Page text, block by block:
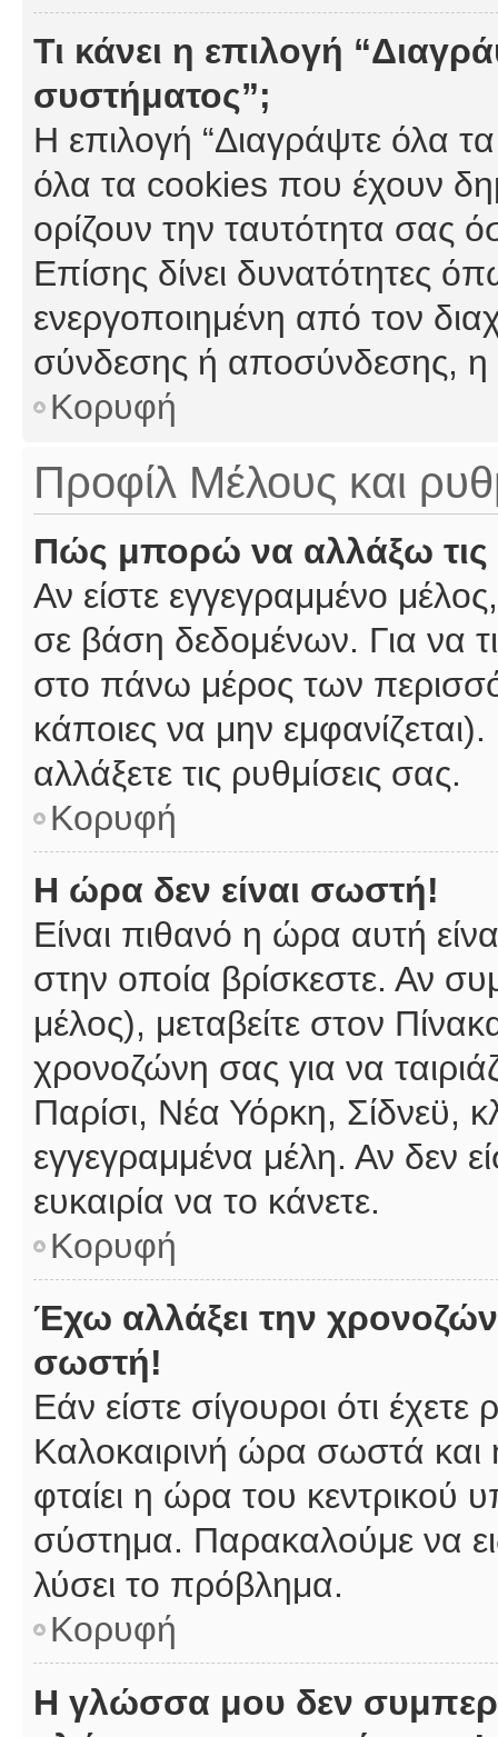
Τι κάνει η επιλογή
συστήματος”;
Η επιλογή “Διαγράψτε όλα
όλα τα cookies που έχουν
ορίζουν την ταυτότητα σας
Επίσης δίνει δυνατότητες
ενεργοποιημένη από τον
σύνδεσης ή αποσύνδεσης, η
Κορυφή
Προφίλ Μέλους και
Πώς μπορώ να αλλάξω τις
Αν είστε εγγεγραμμένο
σε βάση δεδομένων. Για να
στο πάνω μέρος των
κάποιες να μην
αλλάξετε τις ρυθμίσεις σας.
Κορυφή
Η ώρα δεν είναι σωστή!
Είναι πιθανό η ώρα αυτή
στην οποία βρίσκεστε. Αν
μέλος), μεταβείτε στον
χρονοζώνη σας για να
Παρίσι, Νέα Υόρκη, Σίδνεϋ,
εγγεγραμμένα μέλη. Αν δεν
ευκαιρία να το κάνετε.
Κορυφή
Έχω αλλάξει την
σωστή!
Εάν είστε σίγουροι ότι
Καλοκαιρινή ώρα σωστά και
φταίει η ώρα του κεντρικού
σύστημα. Παρακαλούμε να
λύσει το πρόβλημα.
Κορυφή
Η γλώσσα μου δεν